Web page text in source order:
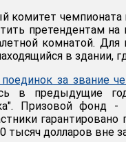
комитет чемпионата
претендентам
комнатой.
в здании,
за звание
в предыдущие
Призовой фонд
тысяч долларов вне